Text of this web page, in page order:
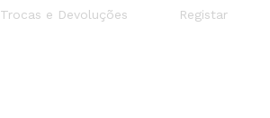
Trocas e Devoluções
Registar